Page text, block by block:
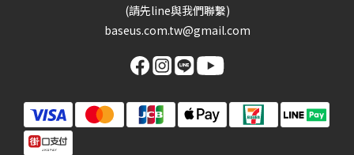
(請先line與我們聯繫)
baseus.com.tw@gmail.com